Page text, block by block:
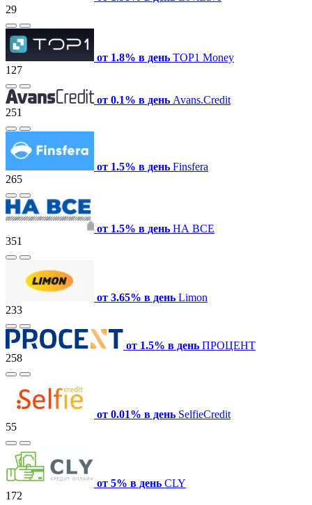
29
от 1.8% в день TOP1 Money
127
от 0.1% в день Avans.Credit
251
от 1.5% в день Finsfera
265
от 1.5% в день НА ВСЕ
351
от 3.65% в день Limon
233
от 1.5% в день ПРОЦЕНТ
258
от 0.01% в день SelfieCredit
55
от 5% в день CLY
172